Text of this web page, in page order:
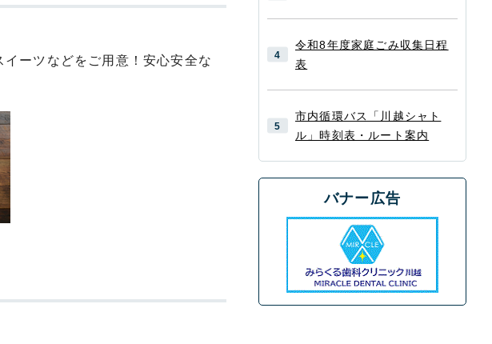
ーツなどをご用意！安心安全な
令和8年度家庭ごみ収集日程
表
市内循環バス「川越シャト
ル」時刻表・ルート案内
バナー広告